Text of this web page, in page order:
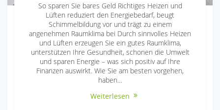
So sparen Sie bares Geld Richtiges Heizen und
Lüften reduziert den Energiebedarf, beugt
Schimmelbildung vor und trägt zu einem
angenehmen Raumklima bei Durch sinnvolles Heizen
und Lüften erzeugen Sie ein gutes Raumklima,
unterstützen Ihre Gesundheit, schonen die Umwelt
und sparen Energie – was sich positiv auf Ihre
Finanzen auswirkt. Wie Sie am besten vorgehen,
haben…
Weiterlesen